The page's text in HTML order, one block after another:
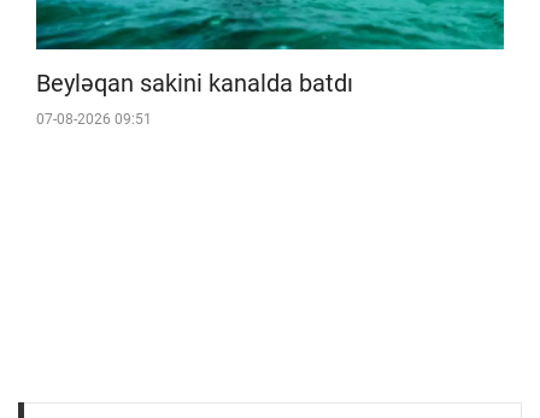
Beyləqan sakini kanalda batdı
07-08-2026 09:51